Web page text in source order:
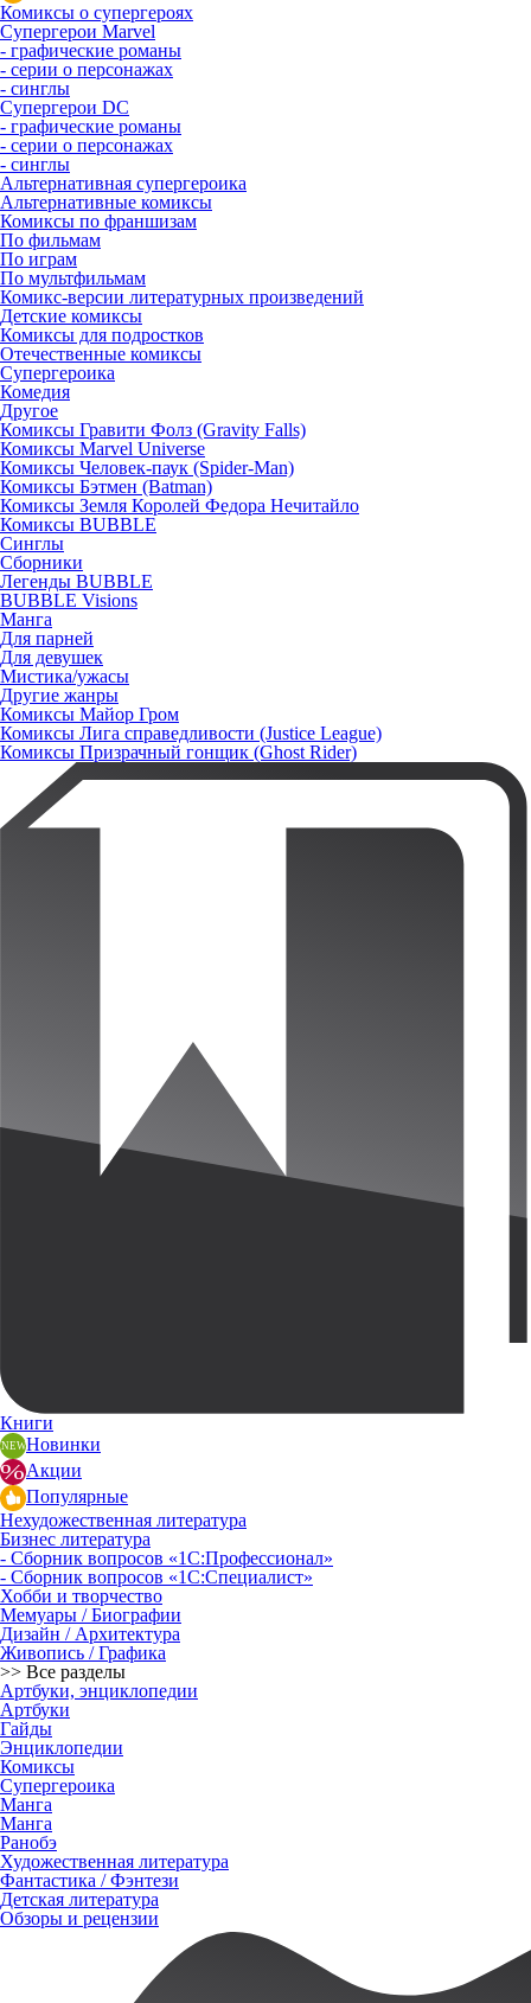
Комиксы о супергероях
Супергерои Marvel
- графические романы
- серии о персонажах
- синглы
Супергерои DC
- графические романы
- серии о персонажах
- синглы
Альтернативная супергероика
Альтернативные комиксы
Комиксы по франшизам
По фильмам
По играм
По мультфильмам
Комикс-версии литературных произведений
Детские комиксы
Комиксы для подростков
Отечественные комиксы
Супергероика
Комедия
Другое
Комиксы Гравити Фолз (Gravity Falls)
Комиксы Marvel Universe
Комиксы Человек-паук (Spider-Man)
Комиксы Бэтмен (Batman)
Комиксы Земля Королей Федора Нечитайло
Комиксы BUBBLE
Синглы
Сборники
Легенды BUBBLE
BUBBLE Visions
Манга
Для парней
Для девушек
Мистика/ужасы
Другие жанры
Комиксы Майор Гром
Комиксы Лига справедливости (Justice League)
Комиксы Призрачный гонщик (Ghost Rider)
Книги
Новинки
Акции
Популярные
Нехудожественная литература
Бизнес литература
- Сборник вопросов «1С:Профессионал»
- Сборник вопросов «1С:Специалист»
Хобби и творчество
Мемуары / Биографии
Дизайн / Архитектура
Живопись / Графика
>> Все разделы
Артбуки, энциклопедии
Артбуки
Гайды
Энциклопедии
Комиксы
Супергероика
Манга
Манга
Ранобэ
Художественная литература
Фантастика / Фэнтези
Детская литература
Обзоры и рецензии